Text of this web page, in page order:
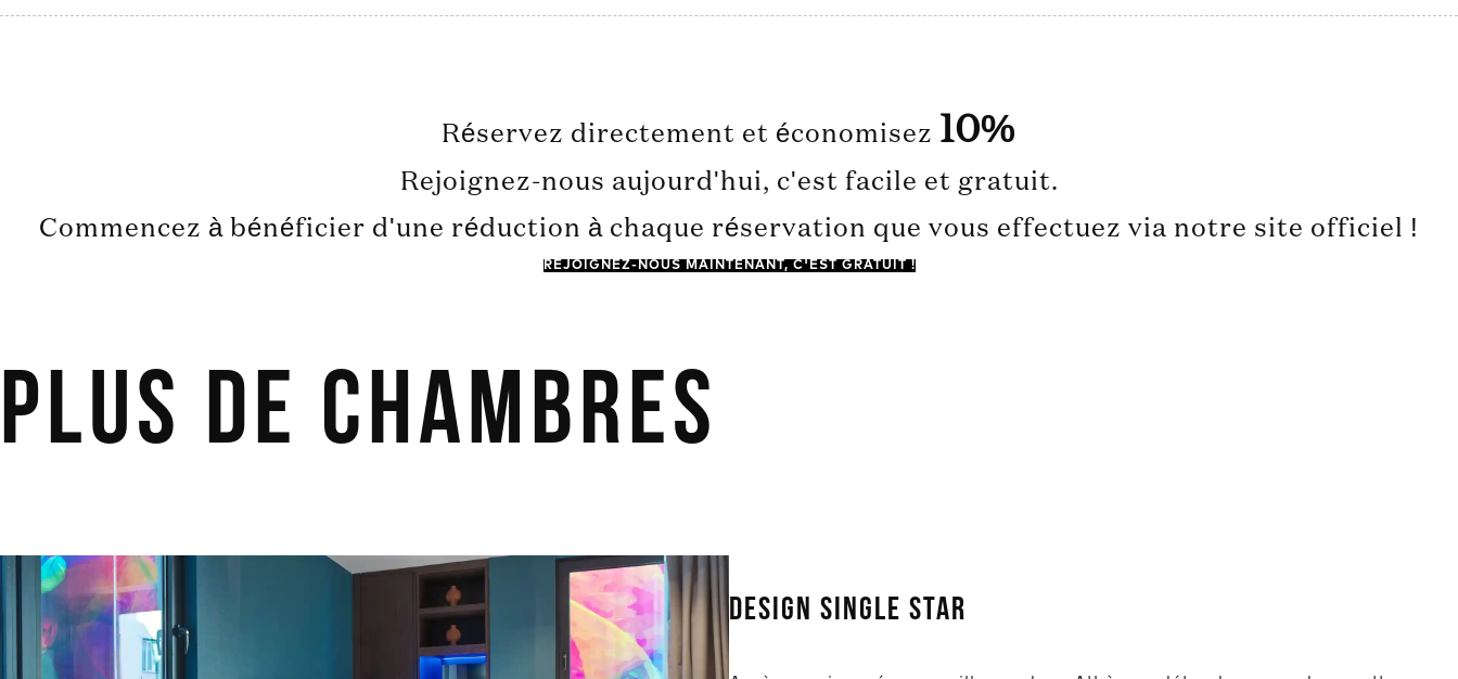
Réservez directement et économisez 10%
Rejoignez-nous aujourd'hui, c'est facile et gratuit.
Commencez à bénéficier d'une réduction à chaque réservation que vous effectuez via notre site officiel !
REJOIGNEZ-NOUS MAINTENANT, C'EST GRATUIT !
Plus de chambres
Design Single Star